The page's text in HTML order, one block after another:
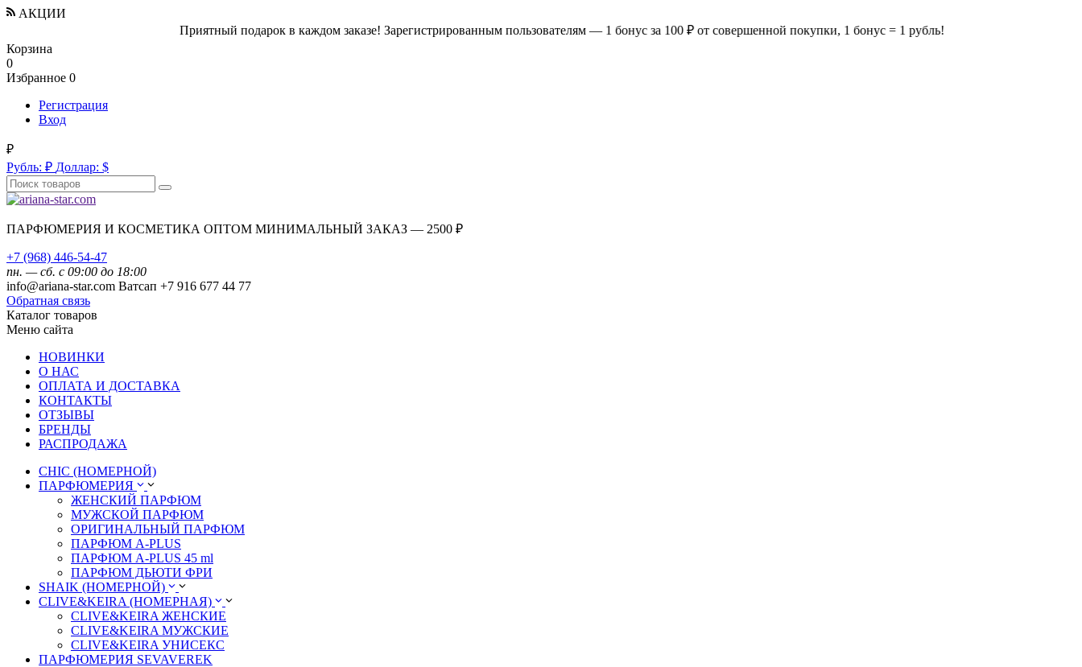
АКЦИИ
Приятный подарок в каждом заказе! Зарегистрированным пользователям — 1 бонус за 100 ₽ от совершенной покупки, 1 бонус = 1 рубль!
Корзина
0
Избранное 0
Регистрация
Вход
₽
Рубль: ₽ Доллар: $
ПАРФЮМЕРИЯ И КОСМЕТИКА ОПТОМ МИНИМАЛЬНЫЙ ЗАКАЗ — 2500 ₽
+7 (968) 446-54-47
пн. — сб. с 09:00 до 18:00
info@ariana-star.com Ватсап +7 916 677 44 77
Обратная связь
Каталог товаров
Меню сайта
НОВИНКИ
О НАС
ОПЛАТА И ДОСТАВКА
КОНТАКТЫ
ОТЗЫВЫ
БРЕНДЫ
РАСПРОДАЖА
CHIC (НОМЕРНОЙ)
ПАРФЮМЕРИЯ
ЖЕНСКИЙ ПАРФЮМ
МУЖСКОЙ ПАРФЮМ
ОРИГИНАЛЬНЫЙ ПАРФЮМ
ПАРФЮМ A-PLUS
ПАРФЮМ A-PLUS 45 ml
ПАРФЮМ ДЬЮТИ ФРИ
SHAIK (НОМЕРНОЙ)
CLIVE&KEIRA (НОМЕРНАЯ)
CLIVE&KEIRA ЖЕНСКИЕ
CLIVE&KEIRA МУЖСКИЕ
CLIVE&KEIRA УНИСЕКС
ПАРФЮМЕРИЯ SEVAVEREK